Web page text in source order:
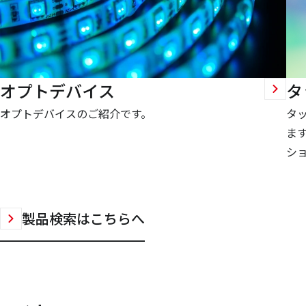
オプトデバイス
オプトデバイスのご紹介です。
タ
ま
シ
製品検索はこちらへ